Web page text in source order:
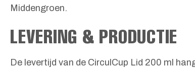
Middengroen.
LEVERING & PRODUCTIE
De levertijd van de CirculCup Lid 200 ml